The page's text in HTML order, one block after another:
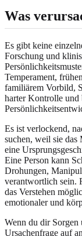
Was
Es gibt keine
Forschung und
Temperament,
familiärem Vorbild,
harter Kontrolle und
Es ist verlockend,
suchen, weil sie das
eine
Eine Person kann
Drohungen,
verantwortlich sein.
das Verstehen
emotionaler und
Wenn du dir Sorgen
Ursachenfrage auf